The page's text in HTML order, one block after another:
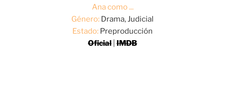
Ana como ...
Género: Drama, Judicial
Estado: Preproducción
Oficial IMDB